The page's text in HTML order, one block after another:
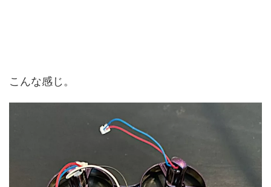
こんな感じ。